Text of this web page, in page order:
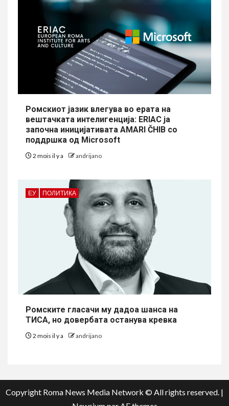
Ромскиот јазик влегува во ерата на
вештачката интелигенција: ERIAC ја
започна иницијативата AMARI ČHIB со
поддршка од Microsoft
2 mois il y a andrijano
ЕУ ПОЛИТИКА
Ромските гласачи му дадоа шанса на
ТИСА, но довербата останува кревка
2 mois il y a andrijano
Copyright Roma News Media Network © All rights reserved. |